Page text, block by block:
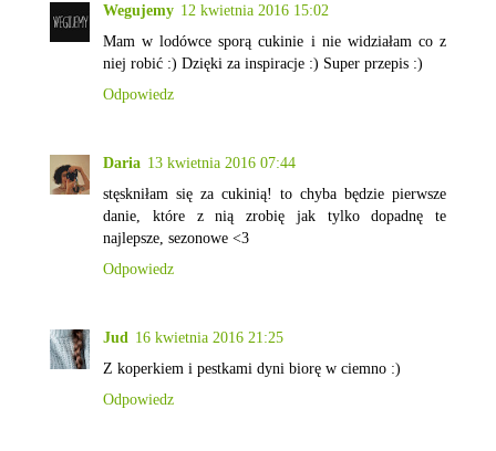
Wegujemy 12 kwietnia 2016 15:02
Mam w lodówce sporą cukinie i nie widziałam co z
niej robić :) Dzięki za inspiracje :) Super przepis :)
Odpowiedz
Daria 13 kwietnia 2016 07:44
stęskniłam się za cukinią! to chyba będzie pierwsze
danie, które z nią zrobię jak tylko dopadnę te
najlepsze, sezonowe <3
Odpowiedz
Jud 16 kwietnia 2016 21:25
Z koperkiem i pestkami dyni biorę w ciemno :)
Odpowiedz